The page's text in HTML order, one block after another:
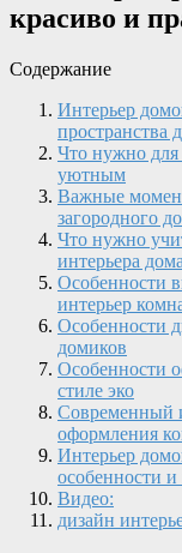
красиво и
Содержание
Интерьер
пространства
Что нужно для
уютным
Важные
загородного
Что нужно
интерьера
Особенности
интерьер
Особенности
домиков
Особенности
стиле эко
Современный
оформления
Интерьер
особенности
Видео:
дизайн